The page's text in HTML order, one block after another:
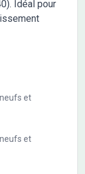
Idéal pour
et
et